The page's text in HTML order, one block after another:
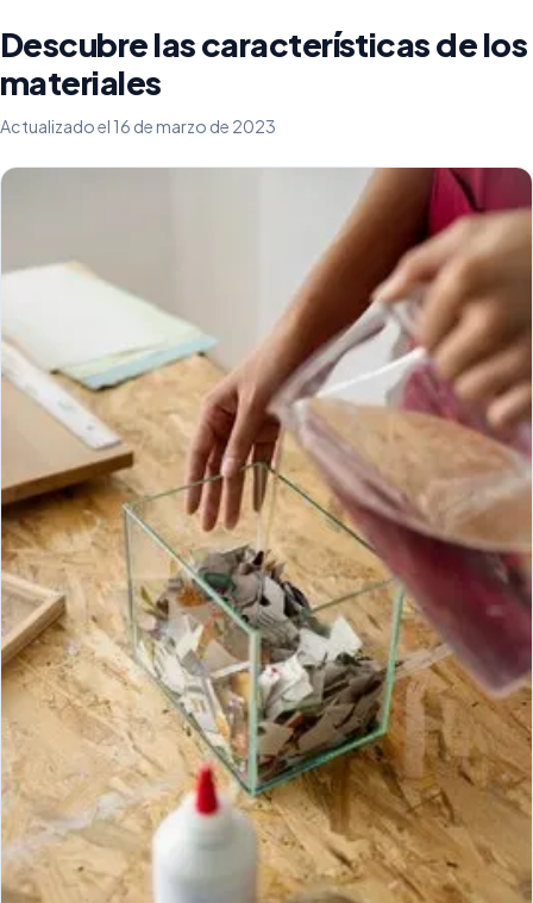
Descubre las características de los
materiales
Actualizado el 16 de marzo de 2023